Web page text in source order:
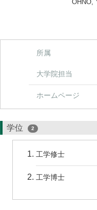
OHNO,
所属
大学院担当
ホームページ
学位 2
工学修士
工学博士